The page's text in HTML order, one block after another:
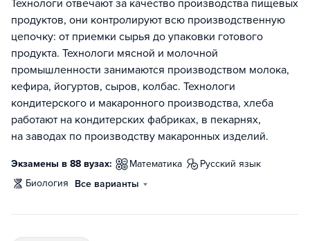
Технологи отвечают за качество производства пищевых
продуктов, они контролируют всю производственную
цепочку: от приемки сырья до упаковки готового
продукта. Технологи мясной и молочной
промышленности занимаются производством молока,
кефира, йогуртов, сыров, колбас. Технологи
кондитерского и макаронного производства, хлеба
работают на кондитерских фабриках, в пекарнях,
на заводах по производству макаронных изделий.
Экзамены в 88 вузах: математика
русский язык
биология
Все варианты